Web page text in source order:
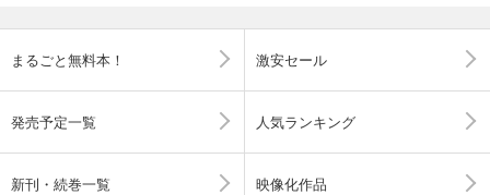
まるごと無料本！ 激安セール
発売予定一覧 人気ランキング
新刊・続巻一覧 映像化作品